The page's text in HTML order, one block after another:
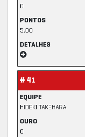
0
PONTOS
5,00
DETALHES
# 41
EQUIPE
HIDEKI TAKEHARA
OURO
0